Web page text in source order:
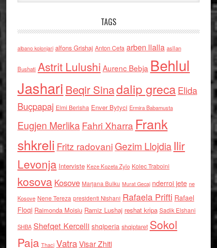
TAGS
albano kolonjari alfons Grishaj Anton Cefa arben llalla asllan
Bushati Astrit Lulushi Aurenc Bebja Behlul
Jashari Beqir Sinadalip grecaElida
Buçpapaj Elmi Berisha Enver Bytyci Ermira Babamusta
Eugjen MerlikaFahri Xharra Frank
shkreli Fritz radovaniGezim Llojdia Ilir
Levonja Interviste Keze Kozeta Zylo Kolec Traboini
kosova Kosove Marjana Bulku Murat Gecaj nderroi jete ne
Kosove Nene Tereza presidenti Nishani Rafaela Prifti Rafael
Floqi Raimonda Moisiu Ramiz Lushaj reshat kripa Sadik Elshani
SHBA Shefqet Kercelli shqiperia shqiptaret Sokol
Paja Thaci VatraVisar Zhiti